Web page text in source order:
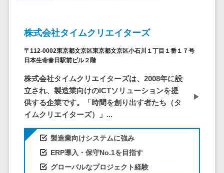
通話録音・解析システム>
チャットボット> FAQシステム>
コミュニケーション
オンラインストレージ（ファイル
ファイル転送サービス>
文書管理システム>
シスタント
会議室予約シ
販売管理シス
テム
SFAツール
CRMツール
DX（SFA/MA）
遠隔接客ツー
ル
株式会社タイムクリエイターズ
〒112-0002東京都文京区東京都文京区小石川１丁目１番１７号
日本生命春日駅前ビル２階
株式会社タイムクリエイターズは、2008年に設
立され、製造業向けのICTソリューションを提
供する企業です。「時間を創り出す者たち（タ
イムクリエイターズ）」...
製造業向けシステムに強み
ERP導入・保守No.1を目指す
グローバルなプロジェクト経験